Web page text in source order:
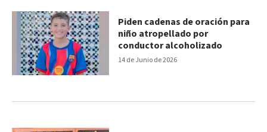
14 de Junio de 2026
Piden cadenas de oración para
niño atropellado por
conductor alcoholizado